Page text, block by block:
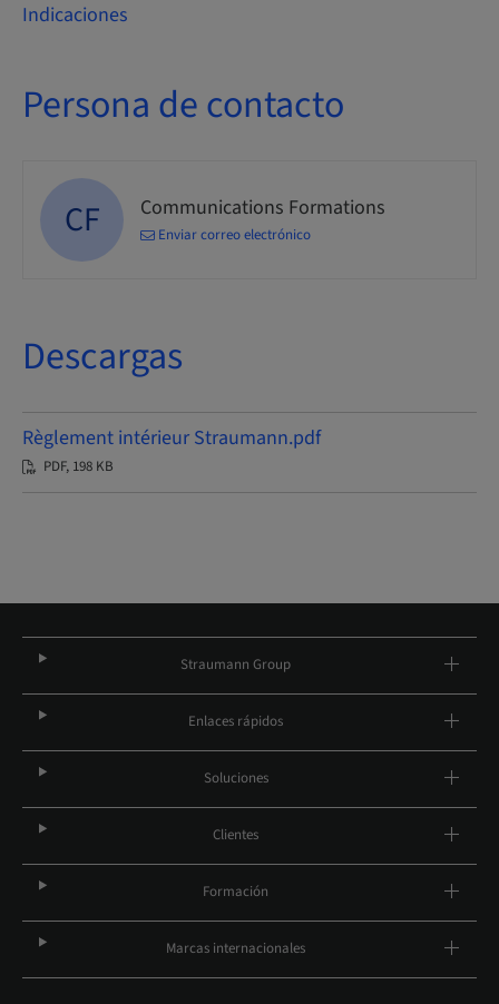
Indicaciones
Persona de contacto
CF Communications Formations
Enviar correo electrónico
Descargas
Règlement intérieur Straumann.pdf
PDF, 198 KB
Straumann Group
Enlaces rápidos
Soluciones
Clientes
Formación
Marcas internacionales